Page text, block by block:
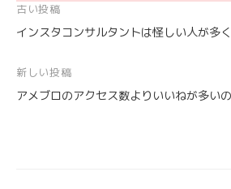
投
稿
ナ
ビ
古い投稿
インスタコンサルタントは怪しい人が多
新しい投稿
アメブロのアクセス数よりいいねが多い